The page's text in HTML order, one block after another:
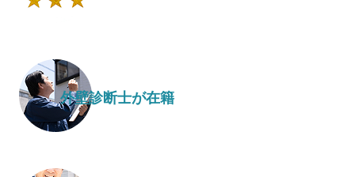
外壁診断士が在籍